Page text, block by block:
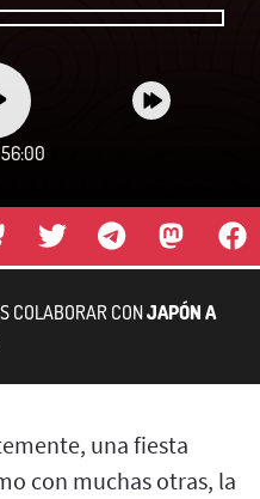
56:00
COLABORAR CONJAPÓN A
una fiesta
con muchas otras, la